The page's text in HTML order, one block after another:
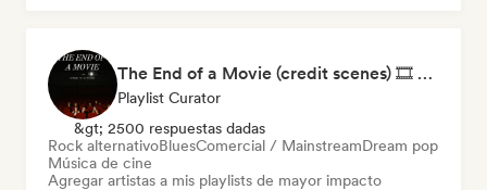
The End of a Movie (credit scenes) 🎞️ Cinematic Dream Pop & Bedroom Indie
Playlist Curator
&gt; 2500 respuestas dadas
Rock alternativoBluesComercial / MainstreamDream pop
Música de cine
Agregar artistas a mis playlists de mayor impacto